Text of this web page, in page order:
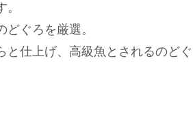
ぐろを厳選。
仕上げ、高級魚とされるのど